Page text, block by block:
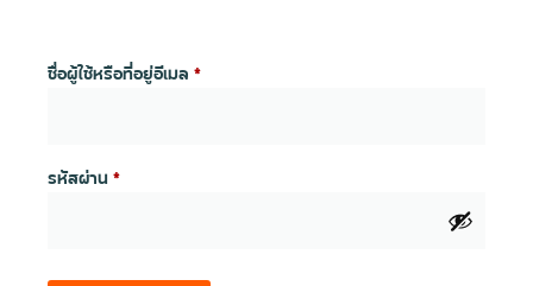
ชื่อผู้ใช้หรือที่อยู่อีเมล *
รหัสผ่าน *